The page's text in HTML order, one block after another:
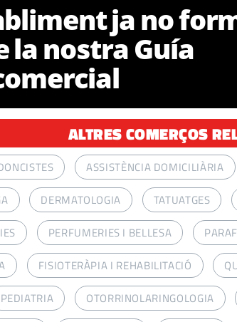
ja no
la nostra Guía
ALTRES COMERÇOS
ASSISTÈNCIA DOMICILIÀRIA
DERMATOLOGIA TATUATGES
PERFUMERIES I BELLESA
FISIOTERÀPIA I REHABILITACIÓ
PEDIATRIA OTORRINOLARINGOLOGIA